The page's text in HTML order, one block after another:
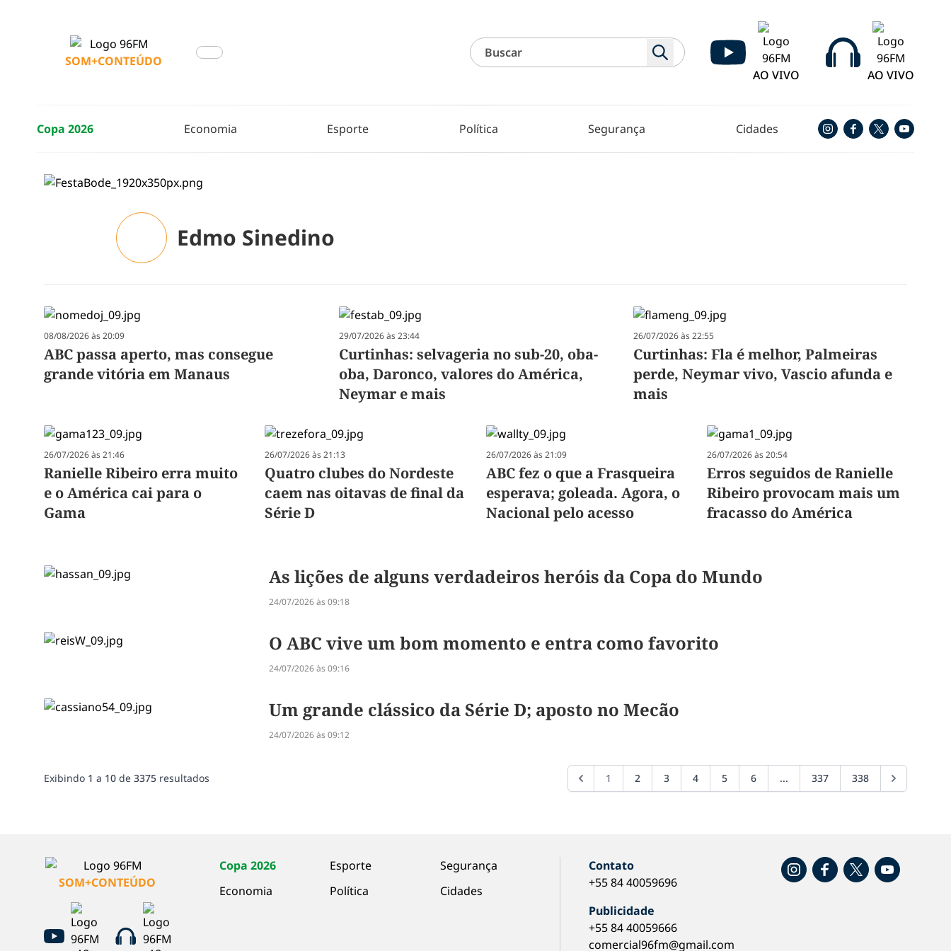
SOM+CONTEÚDO
AO VIVO
AO VIVO
Copa 2026 Economia Esporte Política Segurança Cidades
Edmo Sinedino
08/08/2026 às 20:09
ABC passa aperto, mas consegue
grande vitória em Manaus
29/07/2026 às 23:44
Curtinhas: selvageria no sub-20, oba-
oba, Daronco, valores do América,
Neymar e mais
26/07/2026 às 22:55
Curtinhas: Fla é melhor, Palmeiras
perde, Neymar vivo, Vascio afunda e
mais
26/07/2026 às 21:46
Ranielle Ribeiro erra muito
e o América cai para o
Gama
26/07/2026 às 21:13
Quatro clubes do Nordeste
caem nas oitavas de final da
Série D
26/07/2026 às 21:09
ABC fez o que a Frasqueira
esperava; goleada. Agora, o
Nacional pelo acesso
26/07/2026 às 20:54
Erros seguidos de Ranielle
Ribeiro provocam mais um
fracasso do América
As lições de alguns verdadeiros heróis da Copa do Mundo
24/07/2026 às 09:18
O ABC vive um bom momento e entra como favorito
24/07/2026 às 09:16
Um grande clássico da Série D; aposto no Mecão
24/07/2026 às 09:12
Exibindo 1 a 10 de 3375 resultados 1 2 3 4 5 6 ... 337 338
SOM+CONTEÚDO
Copa 2026
Economia
Esporte
Política
Segurança
Cidades
Contato
+55 84 40059696
Publicidade
+55 84 40059666
comercial96fm@gmail.com